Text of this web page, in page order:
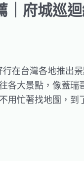
｜府城巡
在台灣各地推出
各大景點，像蓋瑞
用忙著找地圖，到